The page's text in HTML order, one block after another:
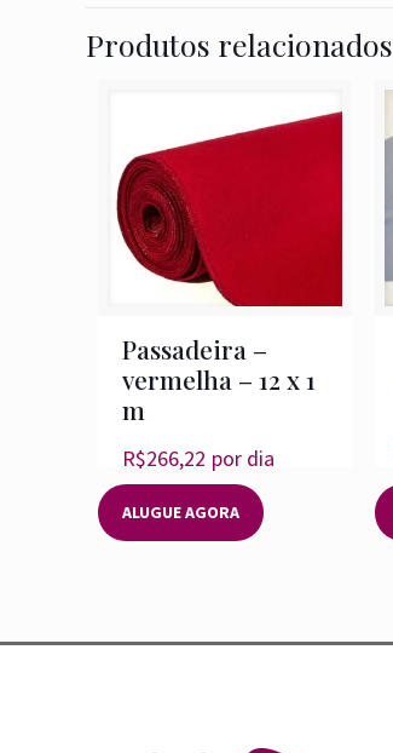
Produtos relacionados
Passadeira –
vermelha – 12 x 1
m
R$266,22 por dia
ALUGUE AGORA